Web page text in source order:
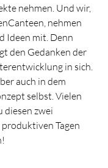
nehmen. Und wir,
nehmen
Ideen mit. Denn
den Gedanken der
in sich.
auch in dem
selbst. Vielen
diesen zwei
Tagen